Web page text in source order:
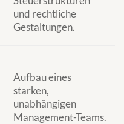
und rechtliche
Gestaltungen.
Aufbau eines
starken,
unabhängigen
Management-Teams.